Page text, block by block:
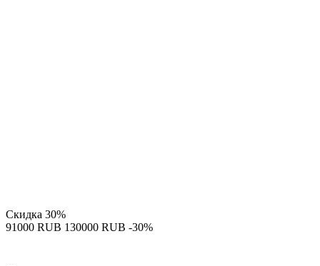
Скидка 30%
‍91000‍ RUB ‍130000‍ RUB -30%